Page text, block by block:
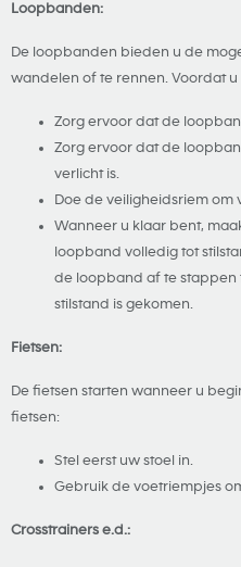
Loopbanden:
De loopbanden bieden u de
wandelen of te rennen. Voordat
Zorg ervoor dat de
Zorg ervoor dat de
verlicht is.
Doe de veiligheidsriem
Wanneer u klaar bent,
loopband volledig tot
de loopband af te
stilstand is gekomen.
Fietsen:
De fietsen starten wanneer u
fietsen:
Stel eerst uw stoel in.
Gebruik de voetriempjes
Crosstrainers e.d.: